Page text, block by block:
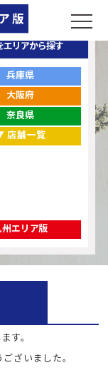
エリアから探す
兵庫県
大阪府
奈良県
店舗一覧
州エリア版
す。
ざいました。